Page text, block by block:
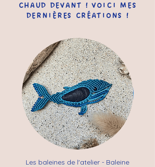
CHAUD DEVANT ! VOICI MES
DERNIÈRES CRÉATIONS !
Les baleines de l'atelier - Baleine